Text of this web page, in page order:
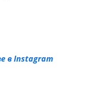
в Instagram